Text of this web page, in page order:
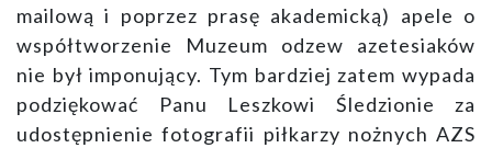
mailową i poprzez prasę akademicką) apele o
współtworzenie Muzeum odzew azetesiaków
nie był imponujący. Tym bardziej zatem wypada
podziękować Panu Leszkowi Śledzionie za
udostępnienie fotografii piłkarzy nożnych AZS